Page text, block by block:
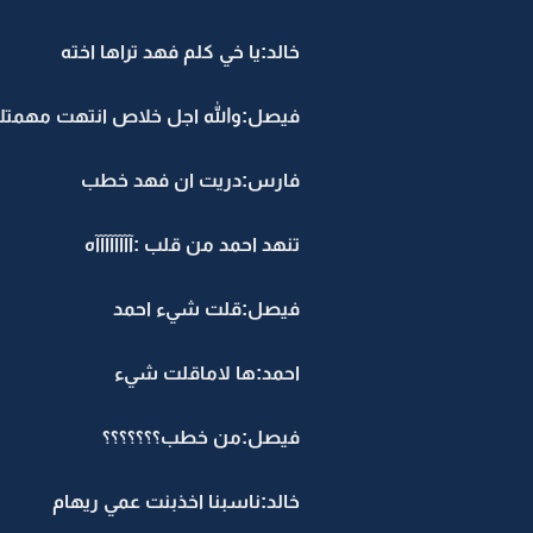
خالد:يا خي كلم فهد تراها اخته
فيصل:والله اجل خلاص انتهت
فارس:دريت ان فهد خطب
تنهد احمد من قلب :آآآآآآآآه
فيصل:قلت شيء احمد
احمد:ها لاماقلت شيء
فيصل:من خطب؟؟؟؟؟؟؟
خالد:ناسبنا اخذبنت عمي ريهام